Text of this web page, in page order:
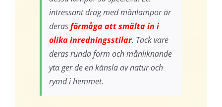
intressant drag med månlampor är
derasförmåga att smälta in i
olika inredningsstilar. Tack vare
deras runda form och månliknande
yta ger de en känsla av natur och
rymd i hemmet.